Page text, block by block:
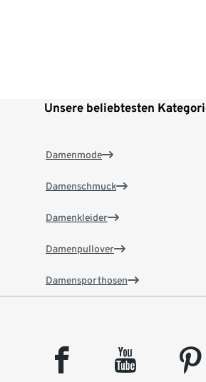
Unsere beliebtesten
Damenmode
Damenschmuck
Damenkleider
Damenpullover
Damensporthosen
facebook youtube pinterest